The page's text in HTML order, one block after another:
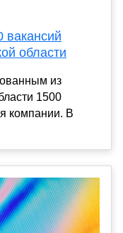
вакансий
области
из
1500
компании. В